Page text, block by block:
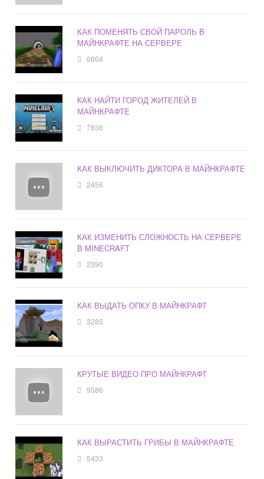
КАК ПОМЕНЯТЬ СВОЙ ПАРОЛЬ В
МАЙНКРАФТЕ НА СЕРВЕРЕ
6604
КАК НАЙТИ ГОРОД ЖИТЕЛЕЙ В
МАЙНКРАФТЕ
7836
КАК ВЫКЛЮЧИТЬ ДИКТОРА В МАЙНКРАФТЕ
2456
КАК ИЗМЕНИТЬ СЛОЖНОСТЬ НА СЕРВЕРЕ
В MINECRAFT
2390
КАК ВЫДАТЬ ОПКУ В МАЙНКРАФТ
3285
КРУТЫЕ ВИДЕО ПРО МАЙНКРАФТ
9586
КАК ВЫРАСТИТЬ ГРИБЫ В МАЙНКРАФТЕ
5433